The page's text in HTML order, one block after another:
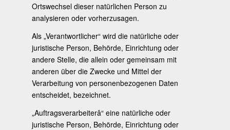
Ortswechsel dieser natürlichen Person zu
analysieren oder vorherzusagen.
Als „Verantwortlicher“ wird die natürliche oder
juristische Person, Behörde, Einrichtung oder
andere Stelle, die allein oder gemeinsam mit
anderen über die Zwecke und Mittel der
Verarbeitung von personenbezogenen Daten
entscheidet, bezeichnet.
„Auftragsverarbeiterâ“ eine natürliche oder
juristische Person, Behörde, Einrichtung oder